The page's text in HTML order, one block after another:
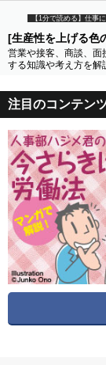
【1分で読める】仕事
[生産性を上げる色
営業や接客、商談、面
する知識や考え方を解
注目のコンテン